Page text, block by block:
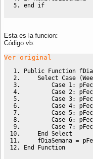
end
if
Esta es la funcion:
Código vb:
Ver original
Public Function
Select Case
Case 1:
Case 2:
Case 3:
Case 4:
Case 5:
Case 6:
Case 7:
End
Select
fDiaSemana =
End
Function